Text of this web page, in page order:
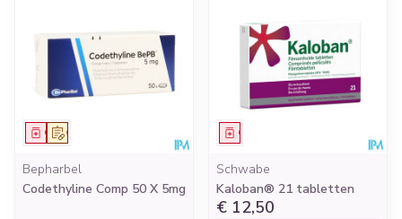
Op voorschrift
Geneesmiddel
Bepharbel
Codethyline Comp 50 X 5mg
Geneesmiddel
Schwabe
Kaloban® 21 tabletten
€ 12,50